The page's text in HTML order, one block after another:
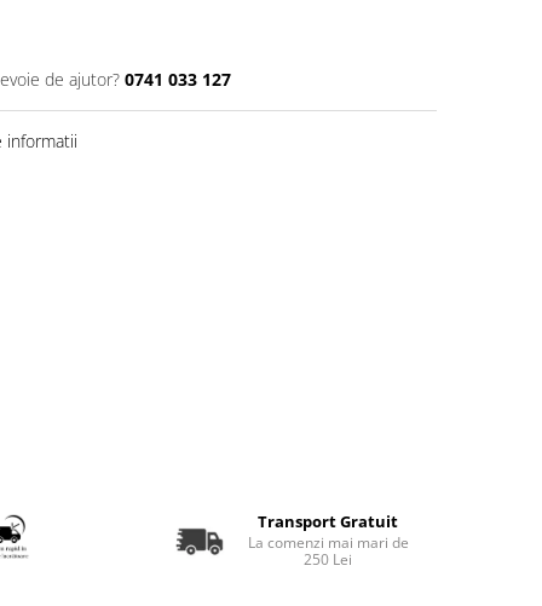
de ajutor? 0741 033 127
informatii
Transport Gratuit
La comenzi mai mari de
250 Lei